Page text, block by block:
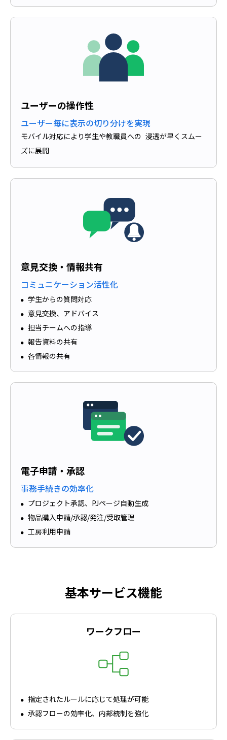
ユーザーの操作性
ユーザー毎に表示の切り分けを実現
モバイル対応により学生や教職員への 浸透が早くスムー
ズに展開
意見交換・情報共有
コミュニケーション活性化
学生からの質問対応
意見交換、アドバイス
担当チームへの指導
報告資料の共有
各情報の共有
電子申請・承認
事務手続きの効率化
プロジェクト承認、PJページ自動生成
物品購入申請/承認/発注/受取管理
工房利用申請
基本サービス機能
ワークフロー
指定されたルールに応じて処理が可能
承認フローの効率化、内部統制を強化